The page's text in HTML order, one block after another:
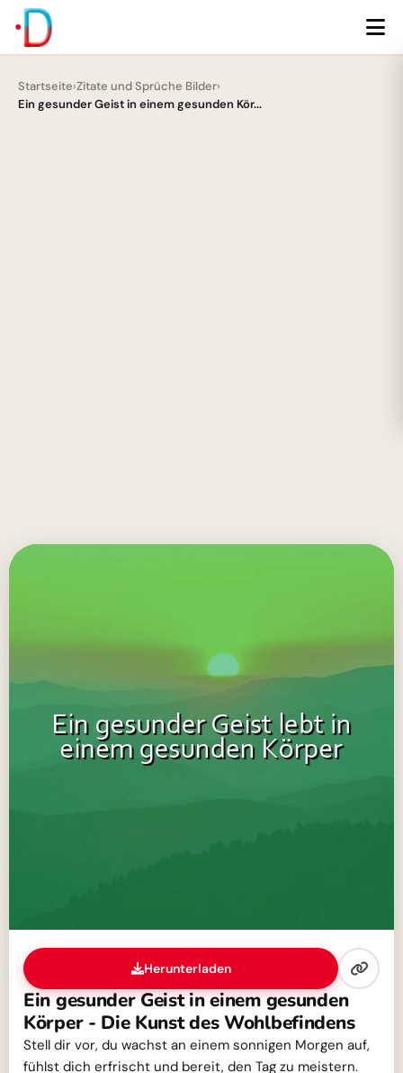
Startseite›Zitate und Sprüche Bilder›
Ein gesunder Geist in einem gesunden Kör...
Herunterladen
Ein gesunder Geist in einem gesunden
Körper - Die Kunst des Wohlbefindens
Stell dir vor, du wachst an einem sonnigen Morgen auf,
fühlst dich erfrischt und bereit, den Tag zu meistern.